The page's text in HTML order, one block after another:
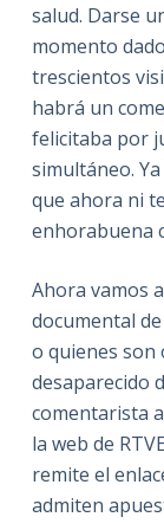
salud. Darse
momento
trescientos
habrá un
felicitaba por
simultáneo.
que ahora ni
enhorabuena
Ahora vamos
documental
o quienes son
desaparecido
comentarista
la web de
remite el
admiten